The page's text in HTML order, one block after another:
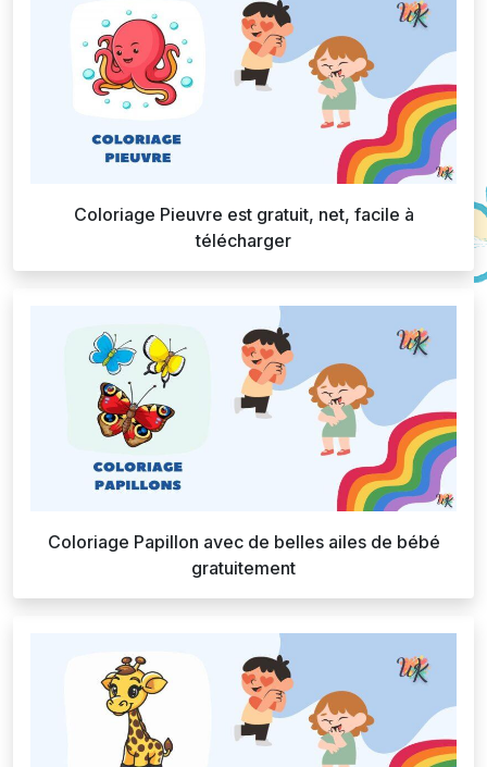
Coloriage Pieuvre est gratuit, net, facile à
télécharger
Coloriage Papillon avec de belles ailes de bébé
gratuitement